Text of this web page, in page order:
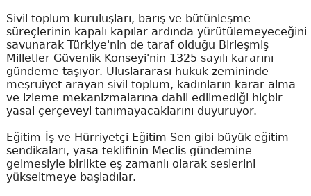
Sivil toplum kuruluşları, barış ve bütünleşme
süreçlerinin kapalı kapılar ardında yürütülemeyeceğini
savunarak Türkiye'nin de taraf olduğu Birleşmiş
Milletler Güvenlik Konseyi'nin 1325 sayılı kararını
gündeme taşıyor. Uluslararası hukuk zemininde
meşruiyet arayan sivil toplum, kadınların karar alma
ve izleme mekanizmalarına dahil edilmediği hiçbir
yasal çerçeveyi tanımayacaklarını duyuruyor.
Eğitim-İş ve Hürriyetçi Eğitim Sen gibi büyük eğitim
sendikaları, yasa teklifinin Meclis gündemine
gelmesiyle birlikte eş zamanlı olarak seslerini
yükseltmeye başladılar.